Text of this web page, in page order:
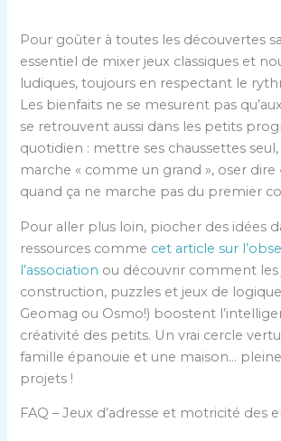
Pour goûter à toutes les découvertes
essentiel de mixer jeux classiques et
ludiques, toujours en respectant le
Les bienfaits ne se mesurent pas
se retrouvent aussi dans les petits
quotidien : mettre ses chaussettes
marche « comme un grand », oser dire
quand ça ne marche pas du premier
Pour aller plus loin, piocher des idées
ressources comme cet article sur
l’association ou découvrir comment les
construction, puzzles et jeux de
Geomag ou Osmo!) boostent
créativité des petits. Un vrai cercle
famille épanouie et une maison…
projets !
FAQ – Jeux d’adresse et motricité des